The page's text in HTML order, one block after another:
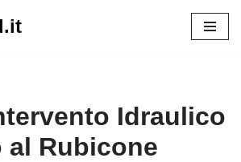
Idraulico
al Rubicone